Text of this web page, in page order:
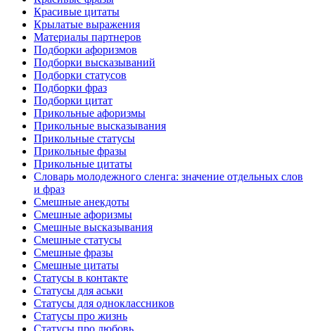
Красивые цитаты
Крылатые выражения
Материалы партнеров
Подборки афоризмов
Подборки высказываний
Подборки статусов
Подборки фраз
Подборки цитат
Прикольные афоризмы
Прикольные высказывания
Прикольные статусы
Прикольные фразы
Прикольные цитаты
Словарь молодежного сленга: значение отдельных слов
и фраз
Смешные анекдоты
Смешные афоризмы
Смешные высказывания
Смешные статусы
Смешные фразы
Смешные цитаты
Статусы в контакте
Статусы для аськи
Статусы для одноклассников
Статусы про жизнь
Статусы про любовь